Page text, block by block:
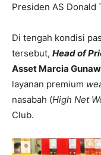
Presiden AS Donald
Di tengah kondisi
tersebut, Head of
Asset Marcia
layanan premium
nasabah (High Net
Club.